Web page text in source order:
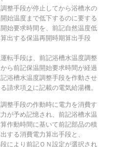
整手段が停止してから浴槽水の
始温度まで低下するのに要する
始要求時間を、前記自然温度低
出する保温再開時期算出手段
転手段は、前記浴槽水温度調整
ら前記保温開始要求時間が経過
浴槽水温度調整手段を作動させ
請求項 ２ に記載の電気給湯機。
整手段の作動時に電力を消費す
が予め記憶され、前記浴槽水温
作動時間に基いて前記部品の積
する消費電力算出手段と、
により前記ＯＮ設定が選択され